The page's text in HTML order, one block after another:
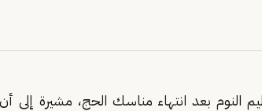
النوم بعد انتهاء مناسك الحج، مشيرة إلى أن